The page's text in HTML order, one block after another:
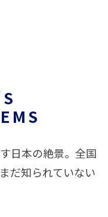
日本の絶景。全国
だ知られていない